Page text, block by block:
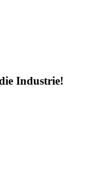
Industrie!